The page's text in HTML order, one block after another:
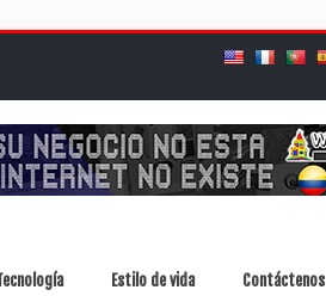
Estilo de vida Contáctenos